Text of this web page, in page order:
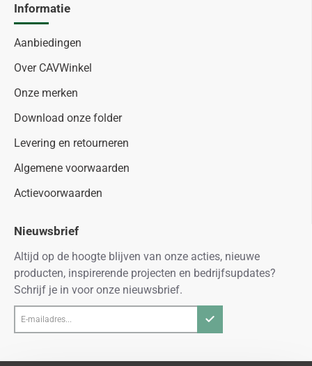
Informatie
Aanbiedingen
Over CAVWinkel
Onze merken
Download onze folder
Levering en retourneren
Algemene voorwaarden
Actievoorwaarden
Nieuwsbrief
Altijd op de hoogte blijven van onze acties, nieuwe
producten, inspirerende projecten en bedrijfsupdates?
Schrijf je in voor onze nieuwsbrief.
mailadres...